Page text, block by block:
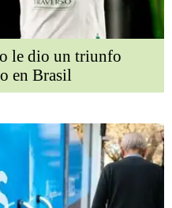
le dio un triunfo
en Brasil